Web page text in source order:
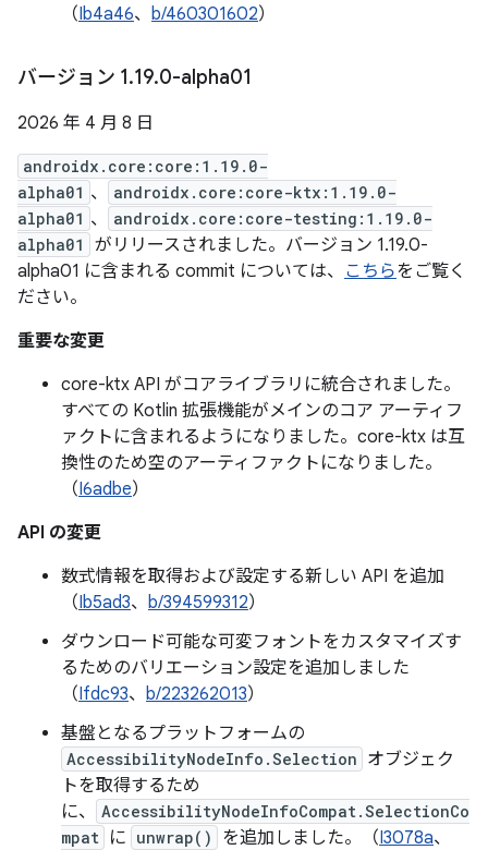
（Ib4a46、 b/460301602）
バージョン 1.19.0-alpha01
2026 年 4 月 8 日
androidx.core:core:1.19.0-
alpha01 、
androidx.core:core-ktx:1.19.0-
alpha01 、
androidx.core:core-testing:1.19.0-
alpha01
がリリースされました。バージョン 1.19.0-
alpha01 に含まれる commit については、 こちらをご覧く
ださい。
重要な変更
core-ktx API がコアライブラリに統合されました。
すべての Kotlin 拡張機能がメインのコア アーティフ
ァクトに含まれるようになりました。core-ktx は互
換性のため空のアーティファクトになりました。
（I6adbe）
API の変更
数式情報を取得および設定する新しい API を追加
（Ib5ad3、 b/394599312）
ダウンロード可能な可変フォントをカスタマイズす
るためのバリエーション設定を追加しました
（Ifdc93、 b/223262013）
基盤となるプラットフォームの
AccessibilityNodeInfo.Selection オブジェク
トを取得するため
に、
AccessibilityNodeInfoCompat.SelectionCo
mpat に unwrap() を追加しました。（I3078a、